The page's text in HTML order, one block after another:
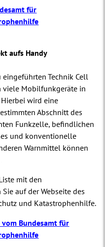
für
aufs Handy
Technik Cell
viele Mobilfunkgeräte in
wird eine
Abschnitt des
Funkzelle, befindlichen
und konventionelle
Warnmittel können
mit den
auf der Webseite des
und Katastrophenhilfe.
Bundesamt für